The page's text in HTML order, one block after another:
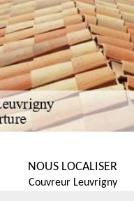
NOUS LOCALISER
Couvreur Leuvrigny